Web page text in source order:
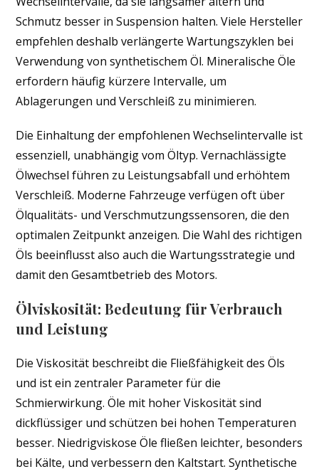
Schmutz besser in Suspension halten. Viele Hersteller
empfehlen deshalb verlängerte Wartungszyklen bei
Verwendung von synthetischem Öl. Mineralische Öle
erfordern häufig kürzere Intervalle, um
Ablagerungen und Verschleiß zu minimieren.
Die Einhaltung der empfohlenen Wechselintervalle ist
essenziell, unabhängig vom Öltyp. Vernachlässigte
Ölwechsel führen zu Leistungsabfall und erhöhtem
Verschleiß. Moderne Fahrzeuge verfügen oft über
Ölqualitäts- und Verschmutzungssensoren, die den
optimalen Zeitpunkt anzeigen. Die Wahl des richtigen
Öls beeinflusst also auch die Wartungsstrategie und
damit den Gesamtbetrieb des Motors.
Ölviskosität: Bedeutung für Verbrauch
und Leistung
Die Viskosität beschreibt die Fließfähigkeit des Öls
und ist ein zentraler Parameter für die
Schmierwirkung. Öle mit hoher Viskosität sind
dickflüssiger und schützen bei hohen Temperaturen
besser. Niedrigviskose Öle fließen leichter, besonders
bei Kälte, und verbessern den Kaltstart. Synthetische